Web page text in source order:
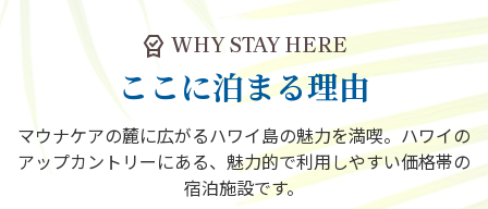
editor_choice WHY STAY HERE
ここに泊まる理由
マウナケアの麓に広がるハワイ島の魅力を満喫。ハワイの
アップカントリーにある、魅力的で利用しやすい価格帯の
宿泊施設です。